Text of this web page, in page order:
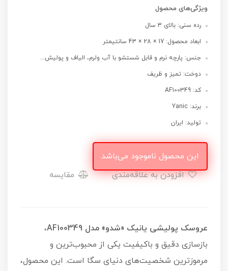
ویژگی‌های محصول
رده سنی: بالای 3 سال
ابعاد محصول: 17 × 28 × 43 سانتیمتر
جنس: پارچه نرم و قابل شستشو با آب ولرم، الیاف و پولیش...
دوخت: تمیز و ظریف
کد: AF100349
برند: Yanic
تولید: ایران
این محصول ناموجود می‌باشد
افزودن به علاقه‌مندی
مقایسه
عروسک پولیشی یانیک «شدو» مدل AF100349
،
بازسازی دقیق و باکیفیت یکی از محبوب‌ترین و
مرموزترین شخصیت‌های دنیای سگا است. این محصول،